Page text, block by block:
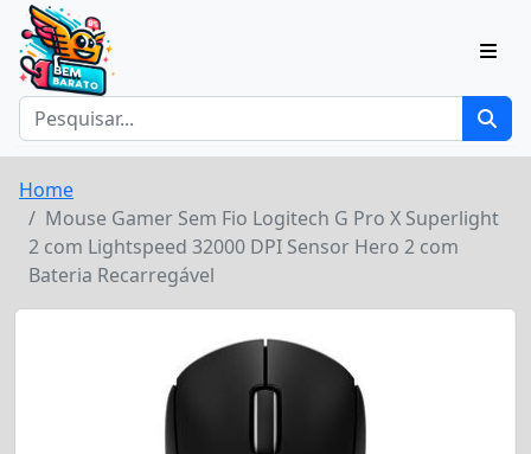
Home
Mouse Gamer Sem Fio Logitech G Pro X Superlight
2 com Lightspeed 32000 DPI Sensor Hero 2 com
Bateria Recarregável